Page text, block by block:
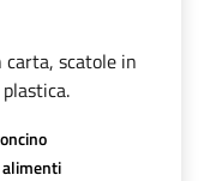
scatole in